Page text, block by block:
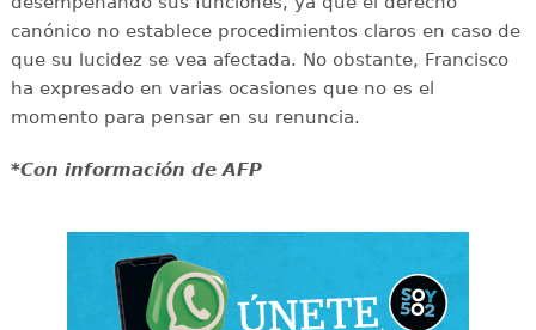
canónico no establece procedimientos claros en caso de
que su lucidez se vea afectada. No obstante, Francisco
ha expresado en varias ocasiones que no es el
momento para pensar en su renuncia.
*Con información de AFP